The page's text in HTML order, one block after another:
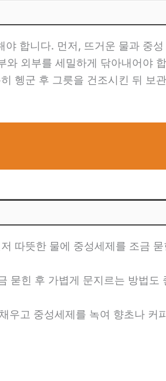
합니다. 먼저, 뜨거운 물과 중
외부를 세밀하게 닦아내어야
헹군 후 그릇을 건조시킨 뒤 보
따뜻한 물에 중성세제를 조금
묻힌 후 가볍게 문지르는 방법도
고 중성세제를 녹여 향초나 커